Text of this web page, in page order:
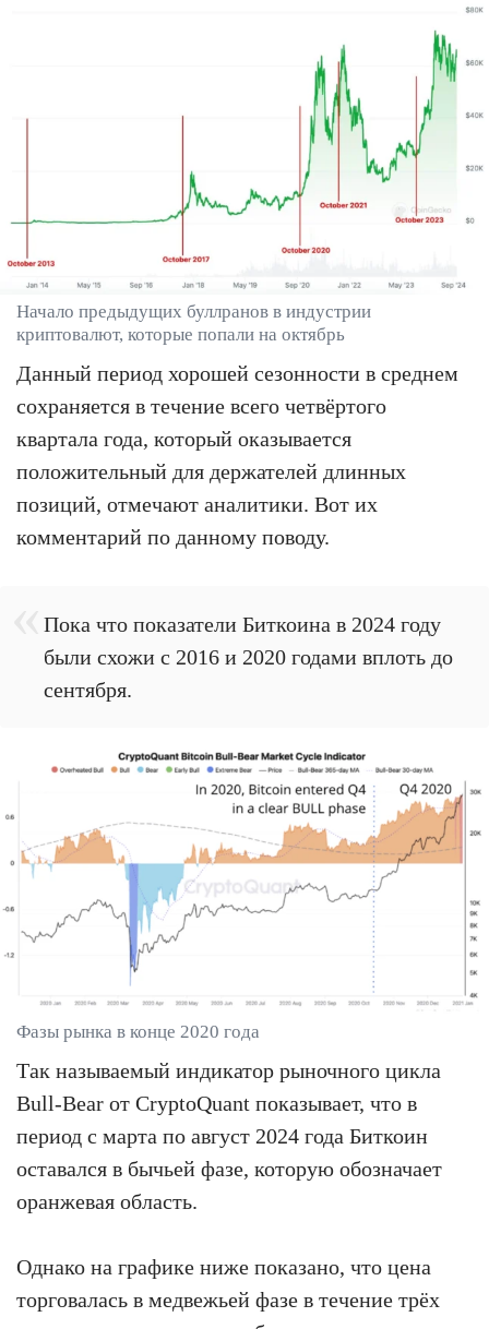
Начало предыдущих буллранов в индустрии
криптовалют, которые попали на октябрь
Данный период хорошей сезонности в среднем
сохраняется в течение всего четвёртого
квартала года, который оказывается
положительный для держателей длинных
позиций, отмечают аналитики. Вот их
комментарий по данному поводу.
Пока что показатели Биткоина в 2024 году
были схожи с 2016 и 2020 годами вплоть до
сентября.
Фазы рынка в конце 2020 года
Так называемый индикатор рыночного цикла
Bull-Bear от CryptoQuant показывает, что в
период с марта по август 2024 года Биткоин
оставался в бычьей фазе, которую обозначает
оранжевая область.
Однако на графике ниже показано, что цена
торговалась в медвежьей фазе в течение трёх